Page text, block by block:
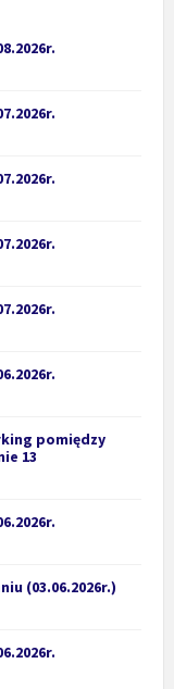
pomiędzy
13
(03.06.2026r.)